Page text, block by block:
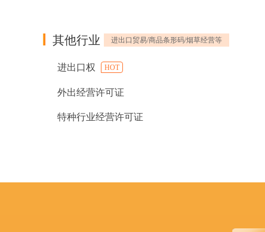
其他行业 进出口贸易/商品条形码/烟草经营等
进出口权 HOT
外出经营许可证
特种行业经营许可证